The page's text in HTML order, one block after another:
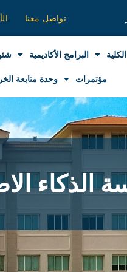
تواصل معنا
البرامج الأكاديمية
مؤتمرات وحدة متابعة
الذكاء